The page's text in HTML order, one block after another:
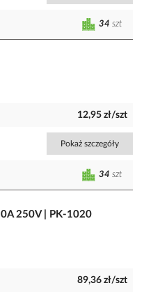
34 szt
12,95 zł/szt
Pokaż szczegóły
34 szt
250V | PK-1020
89,36 zł/szt